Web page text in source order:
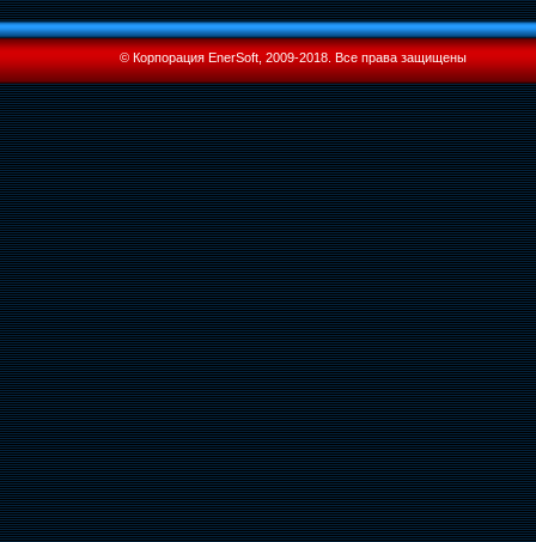
© Корпорация EnerSoft, 2009-2018. Все права защищены